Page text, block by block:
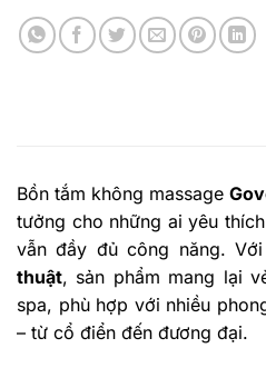
Bồn tắm không massage
tưởng cho những ai yêu
vẫn đầy đủ công năng.
thuật, sản phẩm mang lại
spa, phù hợp với nhiều
– từ cổ điển đến đương đại.